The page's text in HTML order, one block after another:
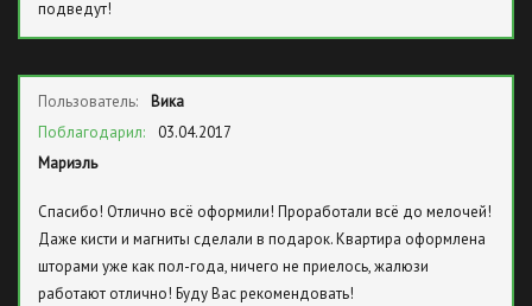
подведут!
Пользователь:
Вика
Поблагодарил:
03.04.2017
Мариэль
Спасибо! Отлично всё оформили! Проработали всё до мелочей!
Даже кисти и магниты сделали в подарок. Квартира оформлена
шторами уже как пол-года, ничего не приелось, жалюзи
работают отлично! Буду Вас рекомендовать!